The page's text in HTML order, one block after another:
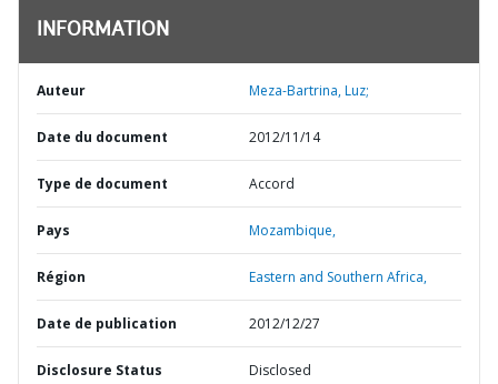
INFORMATION
Auteur Meza-Bartrina, Luz;
Date du document 2012/11/14
Type de document Accord
Pays Mozambique,
Région Eastern and Southern Africa,
Date de publication 2012/12/27
Disclosure Status Disclosed